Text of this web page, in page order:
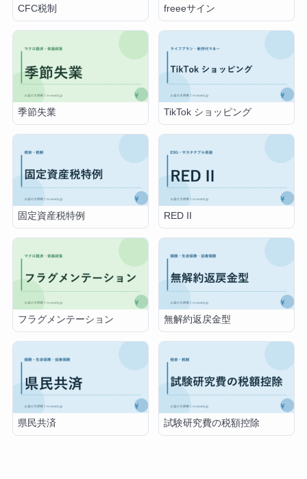
CFC税制 freeeサイン
季節失業 TikTok ショッピング
固定資産税特例 RED II
フラグメンテーション 無解約返戻金型
県民共済 試験研究費の税額控除